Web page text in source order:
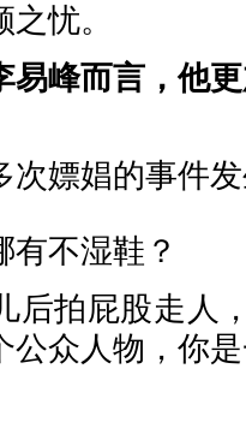
忧。
易峰而言，他
嫖娼的事件发
不湿鞋？
拍屁股走人
公众人物，你